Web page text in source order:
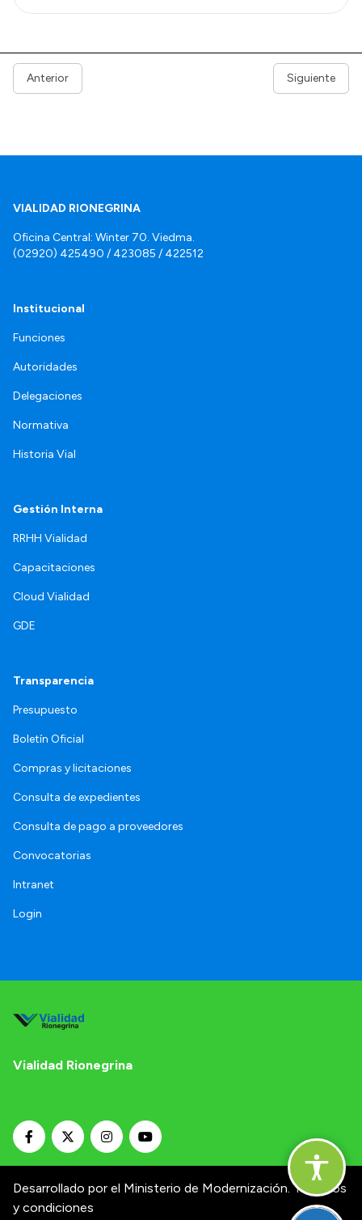
Anterior Siguiente
VIALIDAD RIONEGRINA
Oficina Central: Winter 70. Viedma.
(02920) 425490 / 423085 / 422512
Institucional
Funciones
Autoridades
Delegaciones
Normativa
Historia Vial
Gestión Interna
RRHH Vialidad
Capacitaciones
Cloud Vialidad
GDE
Transparencia
Presupuesto
Boletín Oficial
Compras y licitaciones
Consulta de expedientes
Consulta de pago a proveedores
Convocatorias
Intranet
Login
Vialidad Rionegrina
Desarrollado por el Ministerio de Modernización. Términos
y condiciones